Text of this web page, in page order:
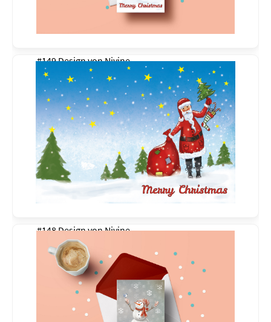
#149 Design vonNivine
#148 Design vonNivine